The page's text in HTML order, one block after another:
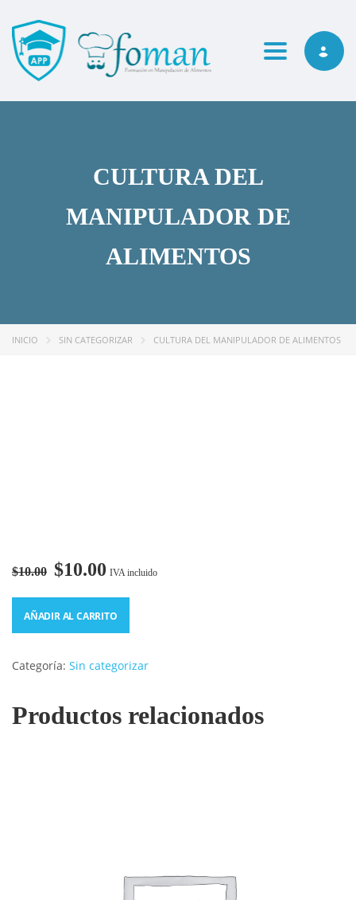
Toggle
CULTURA DEL
MANIPULADOR DE
ALIMENTOS
INICIO SIN CATEGORIZAR CULTURA DEL MANIPULADOR DE ALIMENTOS
$10.00 $10.00 IVA incluido
AÑADIR AL CARRITO
Categoría: Sin categorizar
Productos relacionados